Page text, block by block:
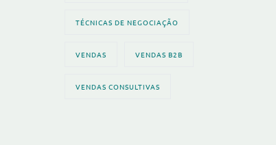
TÉCNICAS DE NEGOCIAÇÃO
VENDAS VENDAS B2B
VENDAS CONSULTIVAS